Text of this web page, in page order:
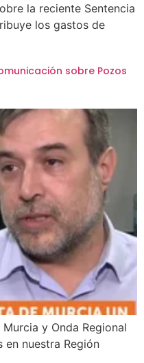
la reciente Sentencia
los gastos de
sobre Pozos
y Onda Regional
en nuestra Región